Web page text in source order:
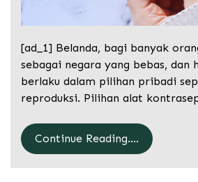
[ad_1] Belanda, bagi banyak
sebagai negara yang bebas, dan
berlaku dalam pilihan pribadi
reproduksi. Pilihan alat
Continue Reading....